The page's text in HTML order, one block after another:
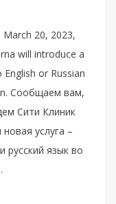
20, 2023,
will introduce a
or Russian
Сообщаем вам,
Сити Клиник
услуга –
русский язык во